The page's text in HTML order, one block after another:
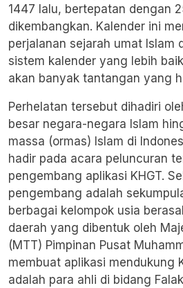
1447 lalu, bertepatan dengan
dikembangkan. Kalender ini
perjalanan sejarah umat Islam
sistem kalender yang lebih
akan banyak tantangan yang
Perhelatan tersebut dihadiri
besar negara-negara Islam
massa (ormas) Islam di
hadir pada acara peluncuran
pengembang aplikasi KHGT.
pengembang adalah
berbagai kelompok usia
daerah yang dibentuk oleh
(MTT) Pimpinan Pusat
membuat aplikasi mendukung
adalah para ahli di bidang